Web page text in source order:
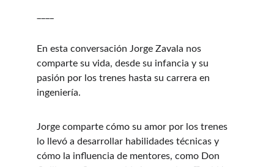
En esta conversación Jorge Zavala nos
comparte su vida, desde su infancia y su
pasión por los trenes hasta su carrera en
ingeniería.
Jorge comparte cómo su amor por los trenes
lo llevó a desarrollar habilidades técnicas y
cómo la influencia de mentores, como Don